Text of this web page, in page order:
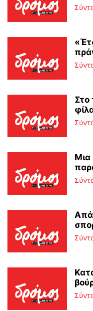
Στο
Μια